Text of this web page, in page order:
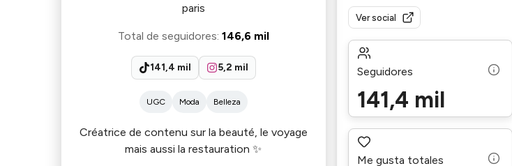
paris
Total de seguidores: 146,6 mil
141,4 mil 5,2 mil
UGC Moda Belleza
Créatrice de contenu sur la beauté, le voyage
mais aussi la restauration ✨
Ver social
Seguidores
141,4 mil
Me gusta totales